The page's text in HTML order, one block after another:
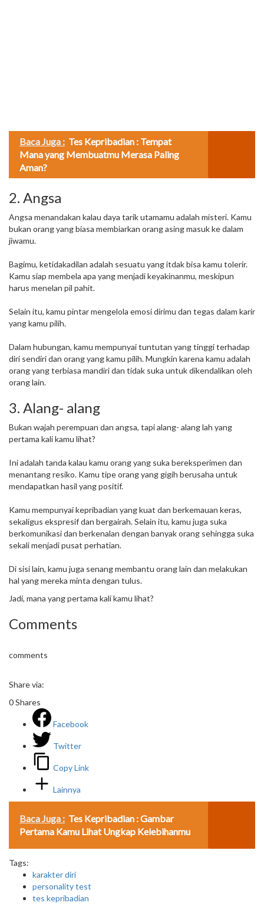
Baca Juga : Tes Kepribadian : Tempat
Mana yang Membuatmu Merasa Paling
Aman?
2. Angsa
Angsa menandakan kalau daya tarik utamamu adalah misteri. Kamu
bukan orang yang biasa membiarkan orang asing masuk ke dalam
jiwamu.
Bagimu, ketidakadilan adalah sesuatu yang itdak bisa kamu tolerir.
Kamu siap membela apa yang menjadi keyakinanmu, meskipun
harus menelan pil pahit.
Selain itu, kamu pintar mengelola emosi dirimu dan tegas dalam karir
yang kamu pilih.
Dalam hubungan, kamu mempunyai tuntutan yang tinggi terhadap
diri sendiri dan orang yang kamu pilih. Mungkin karena kamu adalah
orang yang terbiasa mandiri dan tidak suka untuk dikendalikan oleh
orang lain.
3. Alang- alang
Bukan wajah perempuan dan angsa, tapi alang- alang lah yang
pertama kali kamu lihat?
Ini adalah tanda kalau kamu orang yang suka bereksperimen dan
menantang resiko. Kamu tipe orang yang gigih berusaha untuk
mendapatkan hasil yang positif.
Kamu mempunyai kepribadian yang kuat dan berkemauan keras,
sekaligus ekspresif dan bergairah. Selain itu, kamu juga suka
berkomunikasi dan berkenalan dengan banyak orang sehingga suka
sekali menjadi pusat perhatian.
Di sisi lain, kamu juga senang membantu orang lain dan melakukan
hal yang mereka minta dengan tulus.
Jadi, mana yang pertama kali kamu lihat?
Comments
comments
Share via:
0Shares
Facebook
Twitter
Copy Link
Lainnya
Baca Juga : Tes Kepribadian : Gambar
Pertama Kamu Lihat Ungkap Kelebihanmu
Tags:
karakter diri
personality test
tes kepribadian